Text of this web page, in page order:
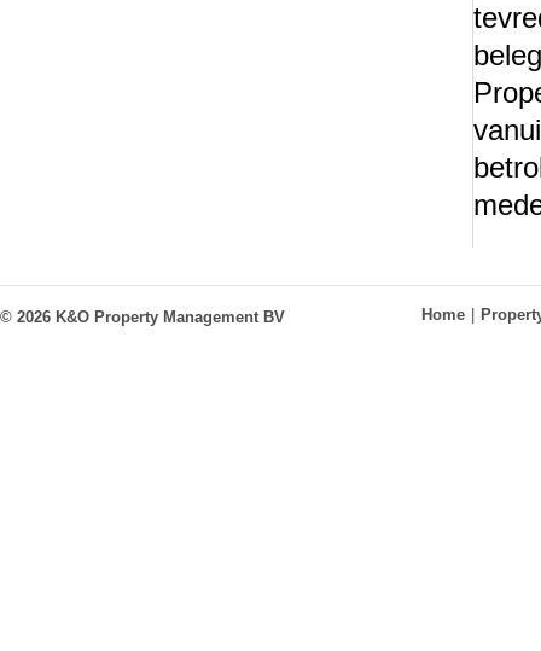
© 2026 K&O Property Management BV Home